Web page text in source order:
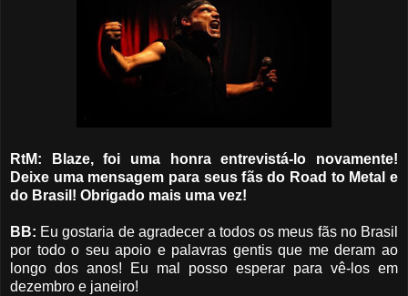
RtM: Blaze, foi uma honra entrevistá-lo novamente!
Deixe uma mensagem para seus fãs do Road to Metal e
do Brasil! Obrigado mais uma vez!
BB: Eu gostaria de agradecer a todos os meus fãs no Brasil
por todo o seu apoio e palavras gentis que me deram ao
longo dos anos! Eu mal posso esperar para vê-los em
dezembro e janeiro!